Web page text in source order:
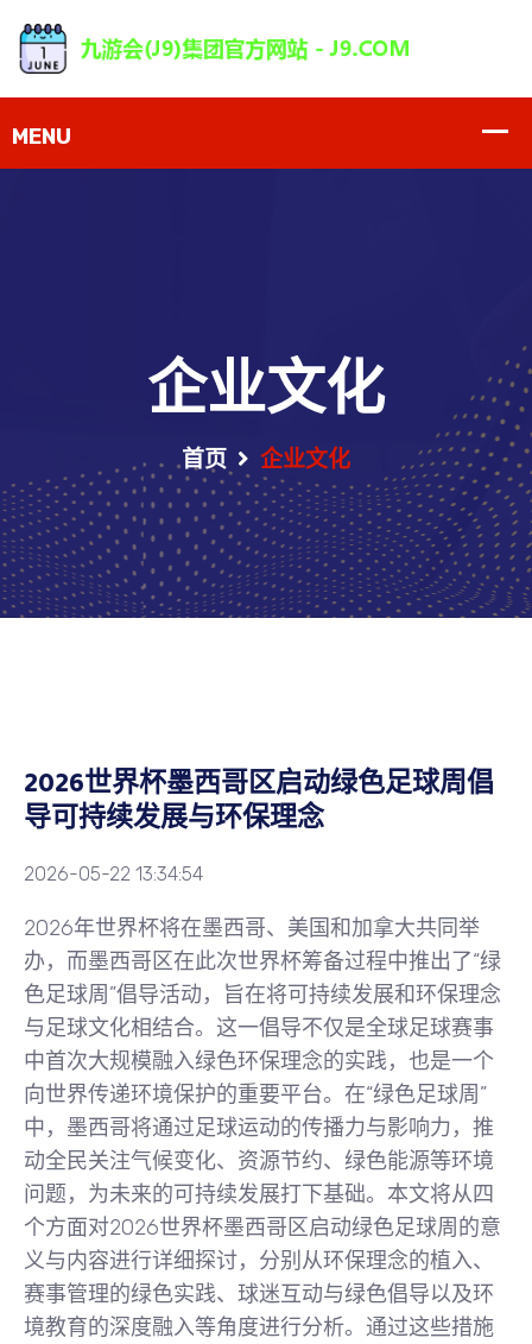
企业文化
首页 企业文化
2026世界杯墨西哥区启动绿色足球周倡
导可持续发展与环保理念
2026-05-22 13:34:54
2026年世界杯将在墨西哥、美国和加拿大共同举
办，而墨西哥区在此次世界杯筹备过程中推出了“绿
色足球周”倡导活动，旨在将可持续发展和环保理念
与足球文化相结合。这一倡导不仅是全球足球赛事
中首次大规模融入绿色环保理念的实践，也是一个
向世界传递环境保护的重要平台。在“绿色足球周”
中，墨西哥将通过足球运动的传播力与影响力，推
动全民关注气候变化、资源节约、绿色能源等环境
问题，为未来的可持续发展打下基础。本文将从四
个方面对2026世界杯墨西哥区启动绿色足球周的意
义与内容进行详细探讨，分别从环保理念的植入、
赛事管理的绿色实践、球迷互动与绿色倡导以及环
境教育的深度融入等角度进行分析。通过这些措施